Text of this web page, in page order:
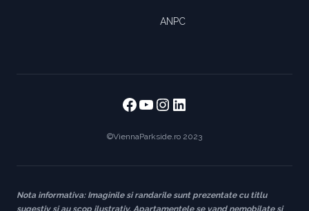
ANPC
Facebook
https://
https://
https://
©ViennaParkside.ro 2023
Nota informativa: Imaginile si randarile sunt prezentate cu titlu
sugestiv si au scop ilustrativ. Apartamentele se vand nemobilate si